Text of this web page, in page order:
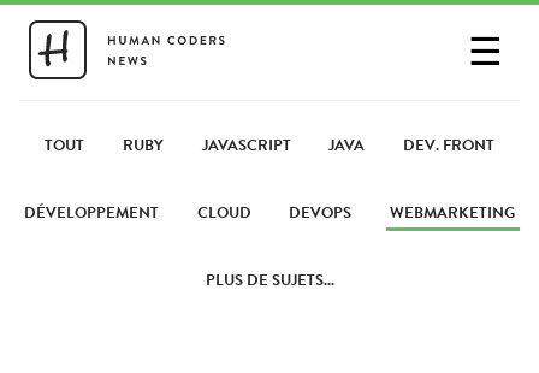
☰
PARTAGER UN LIEN
TOUT RUBY JAVASCRIPT JAVA DEV. FRONT
DÉVELOPPEMENT CLOUD DEVOPS WEBMARKETING
PLUS DE SUJETS...